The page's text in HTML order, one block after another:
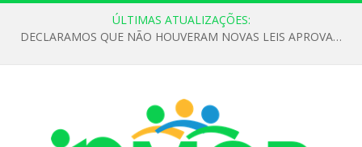
ÚLTIMAS ATUALIZAÇÕES:
DECLARAMOS QUE NÃO HOUVERAM NOVAS LEIS APROVADAS ATÉ O MOMENTO PARA O INSTITUTO DE PREVIDÊNCIA NO ANO DE 2026